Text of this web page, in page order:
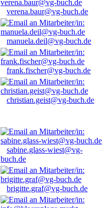
verena.baur@vg-buch.de
manuela.deil@vg-buch.de
frank.fischer@vg-buch.de
christian.geist@vg-buch.de
sabine.glass-wiest@vg-
buch.de
brigitte.graf@vg-buch.de